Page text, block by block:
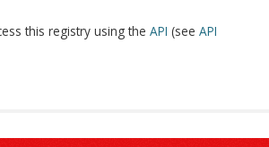
this registry using the API (see API